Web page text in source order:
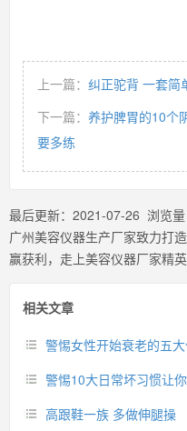
上一篇： 纠正驼背 一套简
下一篇： 养护脾胃的10个
要多练
最后更新： 2021-07-26 浏览量
广州美容仪器生产厂家致力打
赢获利，走上美容仪器厂家精英
相关文章
警惕女性开始衰老的五
警惕10大日常坏习惯让
高跟鞋一族 多做伸腿操